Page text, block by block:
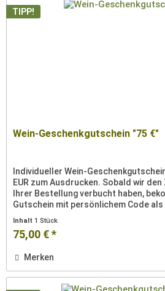
TIPP!
Wein-Geschenkgutschein "75 €"
Individueller Wein-
EUR zum Ausdrucken. Sobald wir
Ihrer Bestellung verbucht haben,
Gutschein mit persönlichem Code
Ausdrucken per Email...
Inhalt1 Stück
75,00 € *
Merken